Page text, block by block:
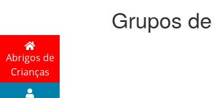
Abrigos de
Crianças
Grupos